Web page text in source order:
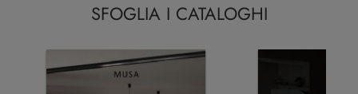
SFOGLIA I CATALOGHI